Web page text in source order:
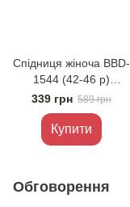
Спідниця жіноча BBD-
1544 (42-46 р)
Молоко
339 грн 589 грн
Купити
Обговорення